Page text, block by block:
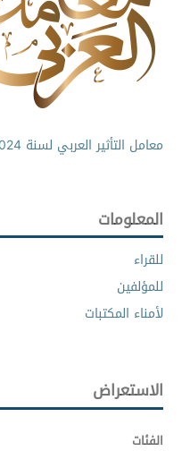
معامل التأثير العربي لسنة 2024
المعلومات
للقراء
للمؤلفين
لأمناء المكتبات
الاستعراض
الفئات